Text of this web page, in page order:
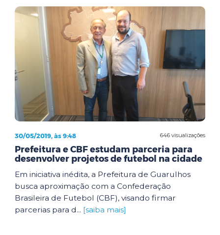
646 visualizações
30/05/2019, às 9:48
Prefeitura e CBF estudam parceria para
desenvolver projetos de futebol na cidade
Em iniciativa inédita, a Prefeitura de Guarulhos
busca aproximação com a Confederação
Brasileira de Futebol (CBF), visando firmar
parcerias para d... [saiba mais]